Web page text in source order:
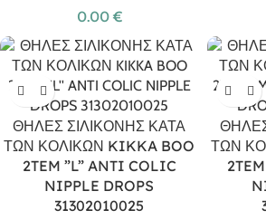
0.00 €
ΘΗΛΕΣ ΣΙΛΙΚΟΝΗΣ ΚΑΤΑ
ΤΩΝ ΚΟΛΙΚΩΝ KIKKA BOO
2TEM ”L” ANTI COLIC
NIPPLE DROPS
31302010025
ΤΩΝ